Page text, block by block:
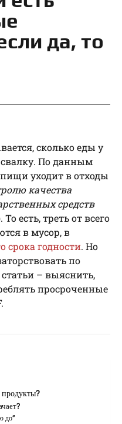
да, то
сколько еды у
По данным
пищи уходит в отходы
качества
средств
То есть, треть от всего
в мусор, в
срока годности. Но
по
– выяснить,
просроченные
продукты?
до”